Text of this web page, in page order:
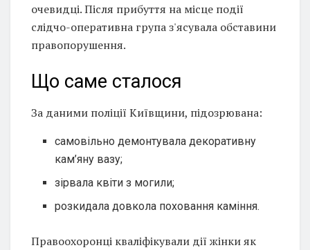
очевидці. Після прибуття на місце події
слідчо-оперативна група з'ясувала обставини
правопорушення.
Що саме сталося
За даними поліції Київщини, підозрювана:
самовільно демонтувала декоративну
кам’яну вазу;
зірвала квіти з могили;
розкидала довкола поховання каміння.
Правоохоронці кваліфікували дії жінки як